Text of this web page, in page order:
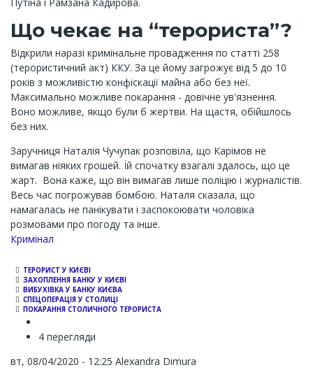
Що чекає на “терориста”?
Відкрили наразі кримінальне провадження по статті 258
(терористичний акт) ККУ. За це йому загрожує від 5 до 10
років з можливістю конфіскації майна або без неї.
Максимально можливе покарання - довічне ув'язнення.
Воно можливе, якщо були б жертви. На щастя, обійшлось
без них.
Заручниця Наталія Чучупак розповіла, що Карімов не
вимагав ніяких грошей. Їй спочатку взагалі здалось, що це
жарт. Вона каже, що він вимагав лише поліцію і журналістів.
Весь час погрожував бомбою. Наталя сказала, що
намагалась не панікувати і заспокоювати чоловіка
розмовами про погоду та інше.
Кримінал
ТЕРОРИСТ У КИЄВІ
ЗАХОПЛЕННЯ БАНКУ У КИЄВІ
ВИБУХІВКА У БАНКУ КИЄВА
СПЕЦОПЕРАЦІЯ У СТОЛИЦІ
ПОКАРАННЯ СТОЛИЧНОГО ТЕРОРИСТА
4 перегляди
вт, 08/04/2020 - 12:25 Alexandra Dimura